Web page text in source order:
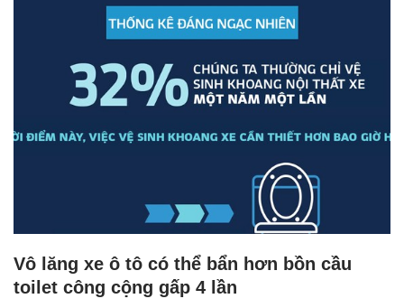
Vô lăng xe ô tô có thể bẩn hơn bồn cầu
toilet công cộng gấp 4 lần